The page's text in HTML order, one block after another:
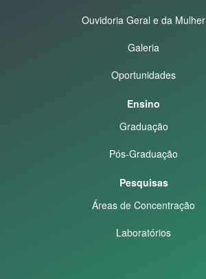
Ouvidoria Geral e da Mulher
Galeria
Oportunidades
Ensino
Graduação
Pós-Graduação
Pesquisas
Áreas de Concentração
Laboratórios